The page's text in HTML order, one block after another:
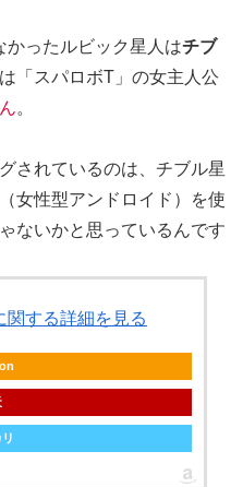
ったルビック星人はチブ
「スパロボT」の女主人公
。
されているのは、チブル星
（女性型アンドロイド）を使
ないかと思っているんです
関する詳細を見る